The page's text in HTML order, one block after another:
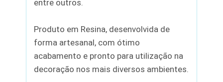
entre outros.
Produto em Resina, desenvolvida de
forma artesanal, com ótimo
acabamento e pronto para utilização na
decoração nos mais diversos ambientes.